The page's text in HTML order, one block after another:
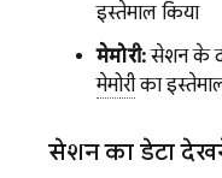
इस्तेमाल किया
मेमोरी:सेशन के
मेमोरीका
सेशन का डेटा